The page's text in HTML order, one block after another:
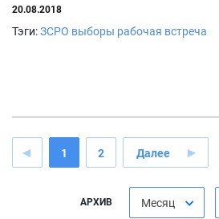
20.08.2018
Тэги:ЗСРО выборы рабочая встреча
1 2 Далее
АРХИВ Месяц